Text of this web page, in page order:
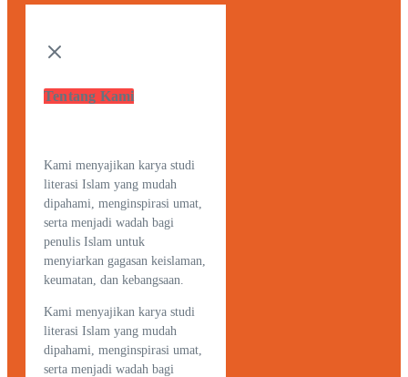
Tentang Kami
Kami menyajikan karya studi
literasi Islam yang mudah
dipahami, menginspirasi umat,
serta menjadi wadah bagi
penulis Islam untuk
menyiarkan gagasan keislaman,
keumatan, dan kebangsaan.
Kami menyajikan karya studi
literasi Islam yang mudah
dipahami, menginspirasi umat,
serta menjadi wadah bagi